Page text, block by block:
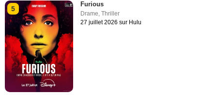
5
Furious
Drame,Thriller
27 juillet 2026 sur Hulu